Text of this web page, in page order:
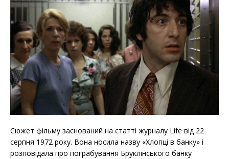
Сюжет фільму заснований на статті журналу Life від 22
серпня 1972 року. Вона носила назву «Хлопці в банку» і
розповідала про пограбування Бруклінського банку